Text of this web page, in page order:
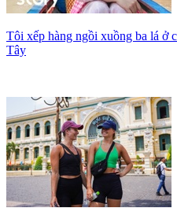
Tôi xếp hàng ngồi xuồng ba lá ở
Tây